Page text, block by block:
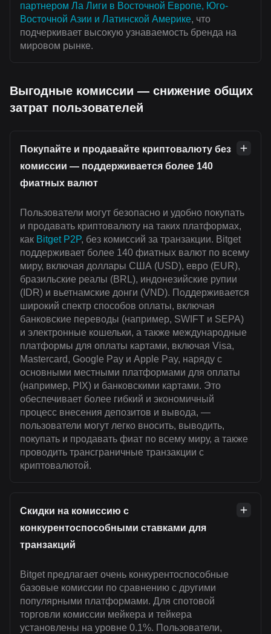
партнером Ла Лиги в Восточной Европе, Юго-
Восточной Азии и Латинской Америке, что
подчеркивает высокую узнаваемость бренда на
мировом рынке.
Выгодные комиссии — снижение общих
затрат пользователей
Покупайте и продавайте криптовалюту без
комиссии — поддерживается более 140
фиатных валют
Пользователи могут безопасно и удобно покупать
и продавать криптовалюту на таких платформах,
как Bitget P2P, без комиссий за транзакции. Bitget
поддерживает более 140 фиатных валют по всему
миру, включая доллары США (USD), евро (EUR),
бразильские реалы (BRL), индонезийские рупии
(IDR) и вьетнамские донги (VND). Поддерживается
широкий спектр способов оплаты, включая
банковские переводы (например, SWIFT и SEPA)
и электронные кошельки, а также международные
платформы для оплаты картами, включая Visa,
Mastercard, Google Pay и Apple Pay, наряду с
основными местными платформами для оплаты
(например, PIX) и банковскими картами. Это
обеспечивает более гибкий и экономичный
процесс внесения депозитов и вывода, —
пользователи могут легко вносить, выводить,
покупать и продавать фиат по всему миру, а также
проводить трансграничные транзакции с
криптовалютой.
Скидки на комиссию с
конкурентоспособными ставками для
транзакций
Bitget предлагает очень конкурентоспособные
базовые комиссии по сравнению с другими
популярными платформами. Для спотовой
торговли комиссии мейкера и тейкера
установлены на уровне 0.1%. Пользователи,